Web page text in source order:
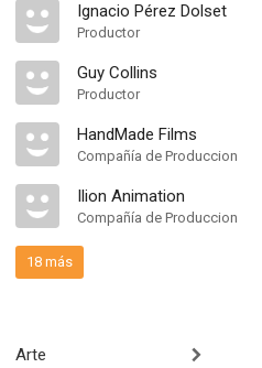
Ignacio Pérez Dolset
Productor
Guy Collins
Productor
HandMade Films
Compañía de Produccion
Ilion Animation
Compañía de Produccion
18 más
Arte